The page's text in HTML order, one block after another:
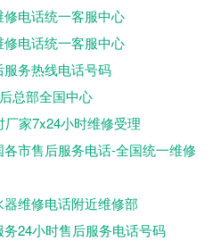
电话统一客服中心
电话统一客服中心
务热线电话号码
总部全国中心
家7x24小时维修受理
市售后服务电话-全国统一维修
维修电话附近维修部
24小时售后服务电话号码